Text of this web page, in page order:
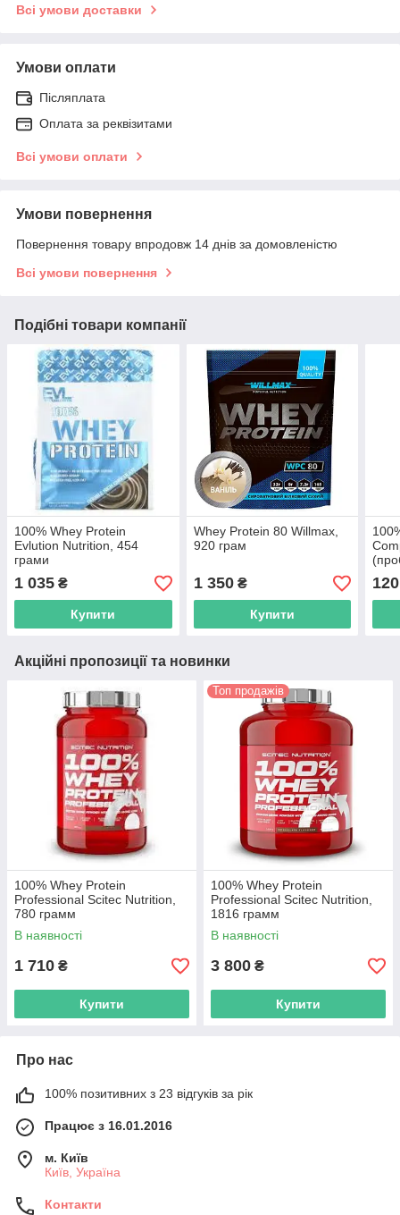
Всі умови доставки
Умови оплати
Післяплата
Оплата за реквізитами
Всі умови оплати
Умови повернення
Повернення товару впродовж 14 днів за домовленістю
Всі умови повернення
Подібні товари компанії
100% Whey Protein
Evlution Nutrition, 454
грами
1 035 ₴
Купити
Whey Protein 80 Willmax,
920 грам
1 350₴
Купити
120
Акційні пропозиції та новинки
100% Whey Protein
Professional Scitec Nutrition,
780 грамм
В наявності
1 710 ₴
Купити
Топ продажів
100% Whey Protein
Professional Scitec Nutrition,
1816 грамм
В наявності
3 800 ₴
Купити
Про нас
100% позитивних з 23 відгуків за рік
Працює з 16.01.2016
м. Київ
Київ, Україна
Контакти